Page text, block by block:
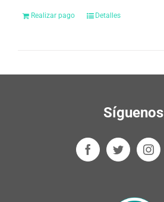
Realizar pago Detalles
Síguenos